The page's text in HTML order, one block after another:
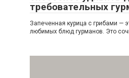
требовательных
Запеченная курица с грибами —
любимых блюд гурманов. Это